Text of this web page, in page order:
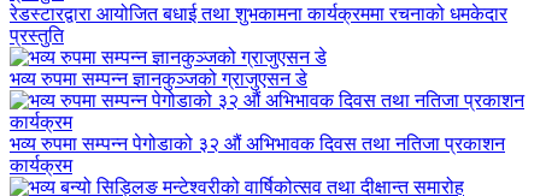
रेडस्टारद्वारा आयोजित बधाई तथा शुभकामना कार्यक्रममा रचनाको धमकेदार
प्रस्तुति
भव्य रुपमा सम्पन्न ज्ञानकुञ्जको ग्राजुएसन डे
भव्य रुपमा सम्पन्न पेगोडाको ३२ औं अभिभावक दिवस तथा नतिजा प्रकाशन
कार्यक्रम